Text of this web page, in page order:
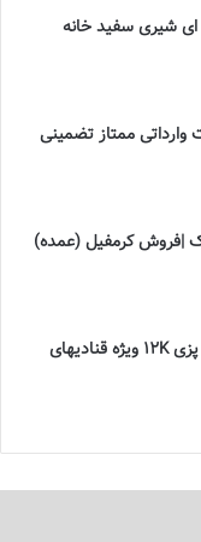
شیری سفید خانه
ممتاز تضمینی
|فروش کرمفیل (عمده)
شکلات تخته ای شیرینی پزی 12K ویژه قنادیهای